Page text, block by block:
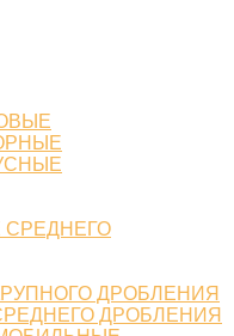
ДРОБЛЕНИЯ
ДРОБЛЕНИЯ